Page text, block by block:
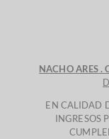
NACHO ARES .
EN CALIDAD
INGRESOS